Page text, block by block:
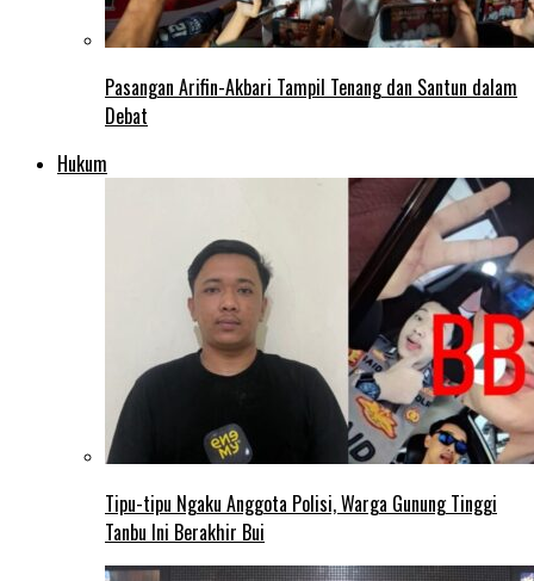
Pasangan Arifin-Akbari Tampil Tenang dan Santun dalam
Debat
Hukum
Tipu-tipu Ngaku Anggota Polisi, Warga Gunung Tinggi
Tanbu Ini Berakhir Bui